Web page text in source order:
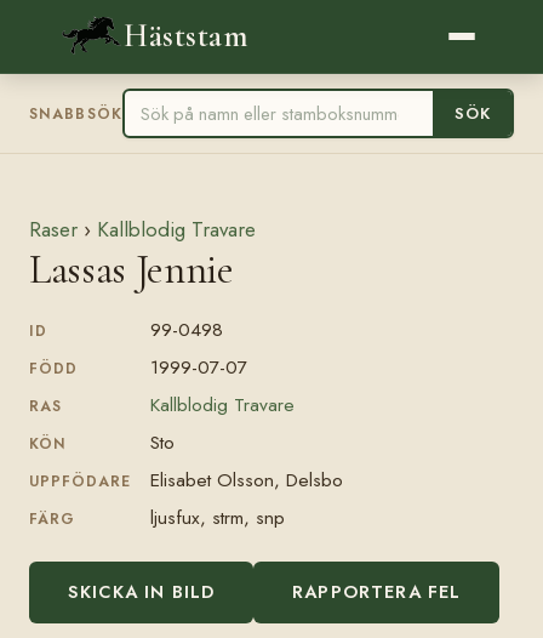
Häststam
SNABBSÖK SÖK
Raser › Kallblodig Travare
Lassas Jennie
ID 99-0498
FÖDD 1999-07-07
RAS Kallblodig Travare
KÖN Sto
UPPFÖDARE Elisabet Olsson, Delsbo
FÄRG ljusfux, strm, snp
SKICKA IN BILD RAPPORTERA FEL